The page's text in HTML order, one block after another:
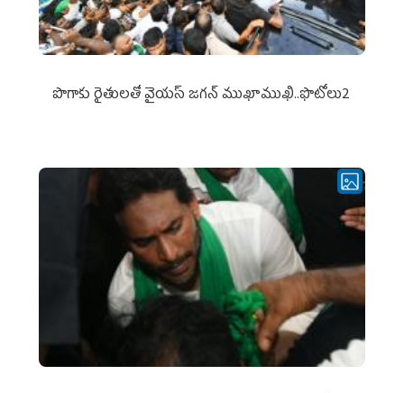
పొగాకు రైతుల‌తో వైయ‌స్ జ‌గ‌న్ ముఖాముఖి..ఫొటోలు2